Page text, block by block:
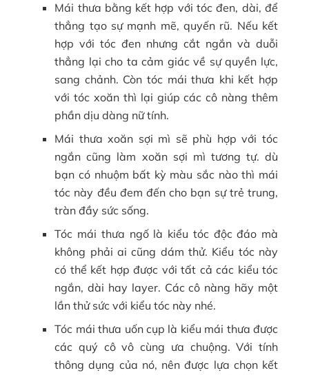
Mái thưa bằng kết hợp với tóc đen, dài, để
thẳng tạo sự mạnh mẽ, quyến rũ. Nếu kết
hợp với tóc đen nhưng cắt ngắn và duỗi
thẳng lại cho ta cảm giác về sự quyền lực,
sang chảnh. Còn tóc mái thưa khi kết hợp
với tóc xoăn thì lại giúp các cô nàng thêm
phần dịu dàng nữ tính.
Mái thưa xoăn sợi mì sẽ phù hợp với tóc
ngắn cũng làm xoăn sợi mì tương tự. dù
bạn có nhuộm bất kỳ màu sắc nào thì mái
tóc này đều đem đến cho bạn sự trẻ trung,
tràn đầy sức sống.
Tóc mái thưa ngố là kiểu tóc độc đáo mà
không phải ai cũng dám thử. Kiểu tóc này
có thể kết hợp được với tất cả các kiểu tóc
ngắn, dài hay layer. Các cô nàng hãy một
lần thử sức với kiểu tóc này nhé.
Tóc mái thưa uốn cụp là kiểu mái thưa được
các quý cô vô cùng ưa chuộng. Với tính
thông dụng của nó, nên được lựa chọn kết